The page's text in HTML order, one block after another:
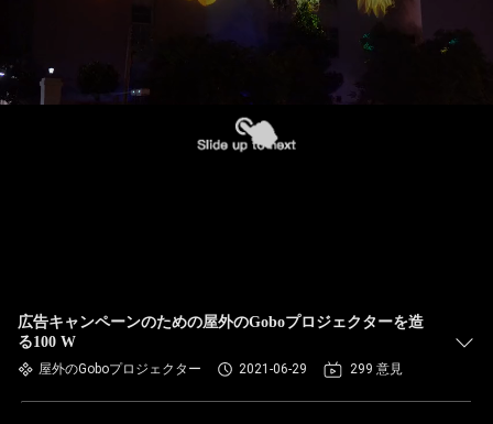
広告キャンペーンのための屋外のGoboプロジェクターを造
る100 W
屋外のGoboプロジェクター 2021-06-29 299 意見